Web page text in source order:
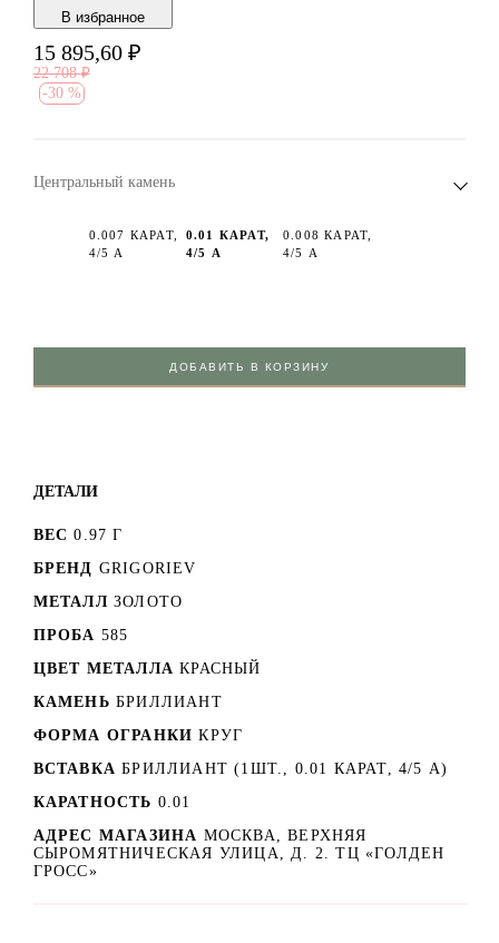
В избранноe
15 895,60 ₽
22 708 ₽
-30 %
Центральный камень
0.007 КАРАТ,
4/5 А
0.01 КАРАТ,
4/5 А
0.008 КАРАТ,
4/5 А
ДОБАВИТЬ В КОРЗИНУ
ДЕТАЛИ
ВЕС 0.97 Г
БРЕНД GRIGORIEV
МЕТАЛЛ ЗОЛОТО
ПРОБА 585
ЦВЕТ МЕТАЛЛА КРАСНЫЙ
КАМЕНЬ БРИЛЛИАНТ
ФОРМА ОГРАНКИ КРУГ
ВСТАВКА БРИЛЛИАНТ (1ШТ., 0.01 КАРАТ, 4/5 А)
КАРАТНОСТЬ 0.01
АДРЕС МАГАЗИНА МОСКВА, ВЕРХНЯЯ
СЫРОМЯТНИЧЕСКАЯ УЛИЦА, Д. 2. ТЦ «ГОЛДЕН
ГРОСС»